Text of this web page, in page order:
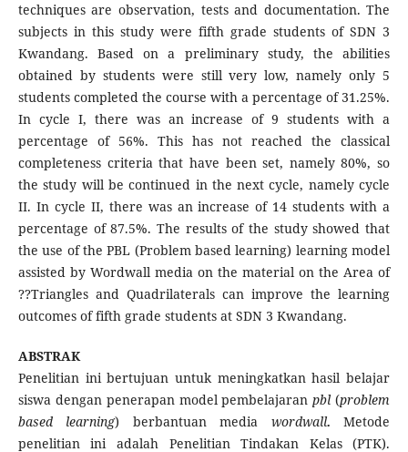
techniques are observation, tests and documentation. The
subjects in this study were fifth grade students of SDN 3
Kwandang. Based on a preliminary study, the abilities
obtained by students were still very low, namely only 5
students completed the course with a percentage of 31.25%.
In cycle I, there was an increase of 9 students with a
percentage of 56%. This has not reached the classical
completeness criteria that have been set, namely 80%, so
the study will be continued in the next cycle, namely cycle
II. In cycle II, there was an increase of 14 students with a
percentage of 87.5%. The results of the study showed that
the use of the PBL (Problem based learning) learning model
assisted by Wordwall media on the material on the Area of
??Triangles and Quadrilaterals can improve the learning
outcomes of fifth grade students at SDN 3 Kwandang.
ABSTRAK
Penelitian ini bertujuan untuk meningkatkan hasil belajar
siswa dengan penerapan model pembelajaranpbl (problem
based learning) berbantuan media wordwall.Metode
penelitian ini adalah Penelitian Tindakan Kelas (PTK).